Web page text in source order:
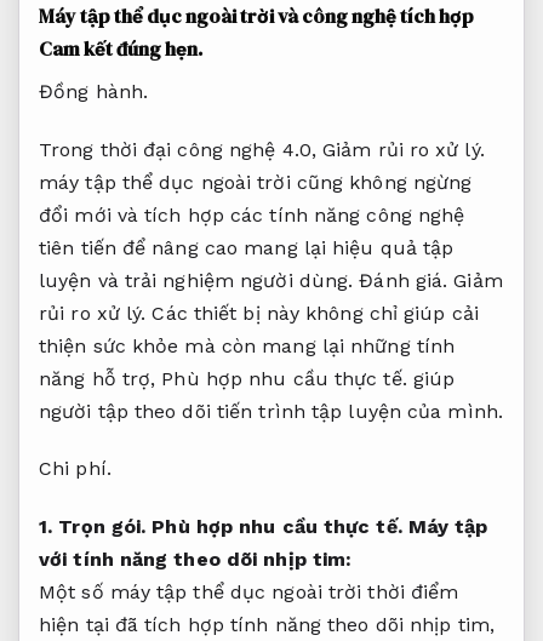
Máy tập thể dục ngoài trời và công nghệ tích hợp
Cam kết đúng hẹn.
Đồng hành.
Trong thời đại công nghệ 4.0, Giảm rủi ro xử lý.
máy tập thể dục ngoài trời cũng không ngừng
đổi mới và tích hợp các tính năng công nghệ
tiên tiến để nâng cao mang lại hiệu quả tập
luyện và trải nghiệm người dùng.Đánh giá. Giảm
rủi ro xử lý. Các thiết bị này không chỉ giúp cải
thiện sức khỏe mà còn mang lại những tính
năng hỗ trợ, Phù hợp nhu cầu thực tế. giúp
người tập theo dõi tiến trình tập luyện của mình.
Chi phí.
1. Trọn gói. Phù hợp nhu cầu thực tế.Máy tập
với tính năng theo dõi nhịp tim:
Một số máy tập thể dục ngoài trời thời điểm
hiện tại đã tích hợp tính năng theo dõi nhịp tim,